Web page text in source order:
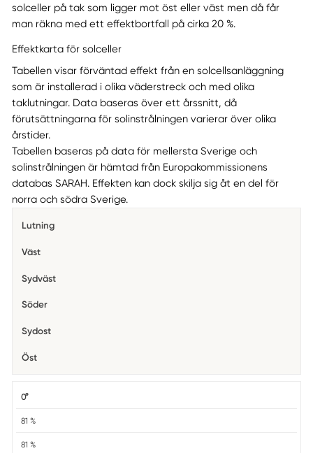
solceller på tak som ligger mot öst eller väst men då får
man räkna med ett effektbortfall på cirka 20 %.
Effektkarta för solceller
Tabellen visar förväntad effekt från en solcellsanläggning
som är installerad i olika väderstreck och med olika
taklutningar. Data baseras över ett årssnitt, då
förutsättningarna för solinstrålningen varierar över olika
årstider.
Tabellen baseras på data för mellersta Sverige och
solinstrålningen är hämtad från Europakommissionens
databas SARAH. Effekten kan dock skilja sig åt en del för
norra och södra Sverige.
Lutning
Väst
Sydväst
Söder
Sydost
Öst
0°
81 %
81 %